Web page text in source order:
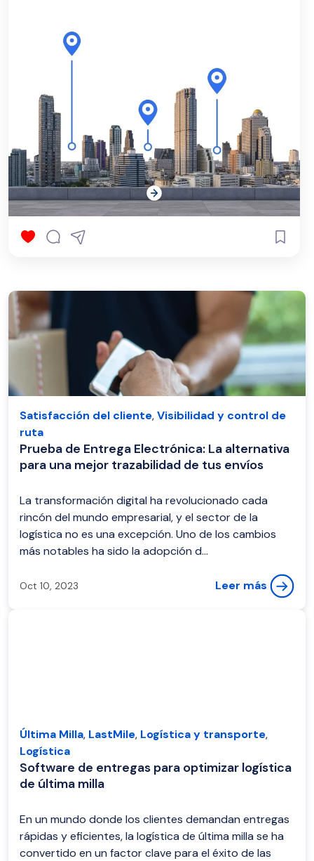
Satisfacción del cliente,Visibilidad y control de
ruta
Prueba de Entrega Electrónica: La alternativa
para una mejor trazabilidad de tus envíos
La transformación digital ha revolucionado cada
rincón del mundo empresarial, y el sector de la
logística no es una excepción. Uno de los cambios
más notables ha sido la adopción d...
Oct 10, 2023 Leer más
Última Milla, LastMile, Logística y transporte,
Logística
Software de entregas para optimizar logística
de última milla
En un mundo donde los clientes demandan entregas
rápidas y eficientes, la logística de última milla se ha
convertido en un factor clave para el éxito de las